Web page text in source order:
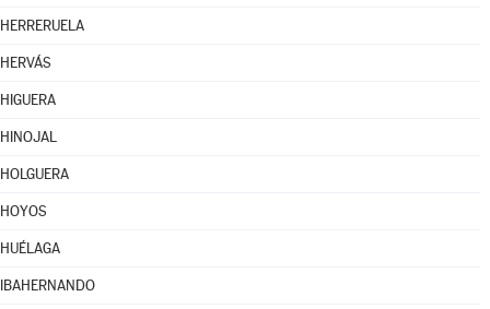
HERRERUELA
HERVÁS
HIGUERA
HINOJAL
HOLGUERA
HOYOS
HUÉLAGA
IBAHERNANDO